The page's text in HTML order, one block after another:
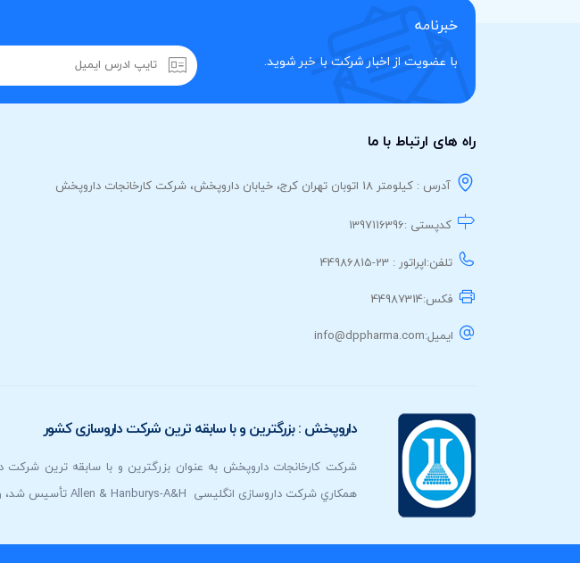
خبرنامه
با عضویت از اخبار شرکت با خبر شوید.
راه های ارتباط با ما
آدرس : کیلومتر 18 اتوبان تهران کرج، خیابان داروپخش، شرکت کارخانجات داروپخش
کدپستی :1397116396
تلفن:اپراتور : 23-44986815
فکس:44987314
ایمیل:info@dppharma.com
داروپخش : بزرگترين و با سابقه ترين شركت داروسازی كشور
همكاري شرکت داروسازی انگلیسی Allen & Hanburys-A&H تأسیس شد، و هدف اولیه آن تامین نیازهای داروئی 5 بیمارستان و 255 درمانگاه درسطح کشور بود.